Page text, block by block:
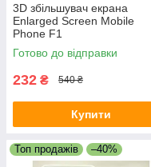
3D збільшувач екрана
Enlarged Screen Mobile
Phone F1
Готово до відправки
232 ₴ 540 ₴
Купити
Топ продажів –40%